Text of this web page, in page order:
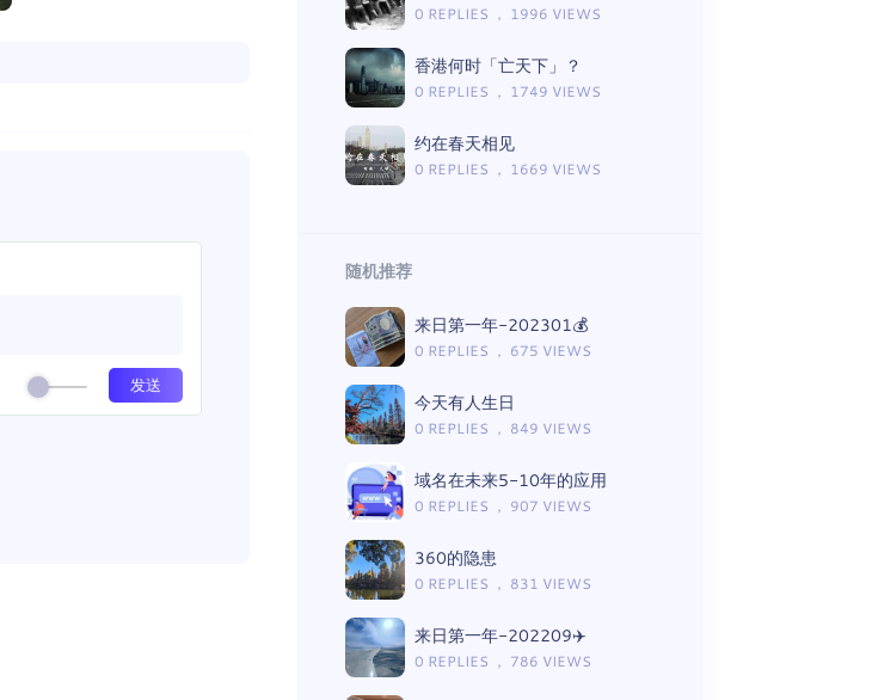
0 REPLIES ， 1996 VIEWS
香港何时「亡天下」？
0 REPLIES ， 1749 VIEWS
约在春天相见
0 REPLIES ， 1669 VIEWS
随机推荐
来日第一年-202301💰
0 REPLIES ， 675 VIEWS
今天有人生日
0 REPLIES ， 849 VIEWS
域名在未来5-10年的应用
0 REPLIES ， 907 VIEWS
360的隐患
0 REPLIES ， 831 VIEWS
来日第一年-202209✈️
0 REPLIES ， 786 VIEWS